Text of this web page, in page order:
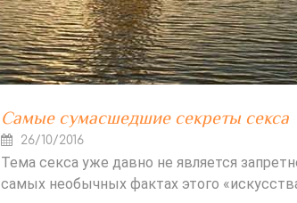
Самые сумасшедшие секреты секса
26/10/2016
Тема секса уже давно не является
самых необычных фактах этого